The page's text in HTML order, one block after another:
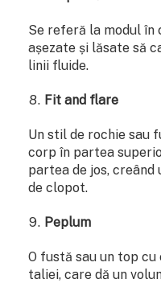
Se referă la modul
așezate și lăsate să
linii fluide.
Fit and flare
Un stil de rochie sau
corp în partea
partea de jos,
de clopot.
Peplum
O fustă sau un top cu
taliei, care dă un